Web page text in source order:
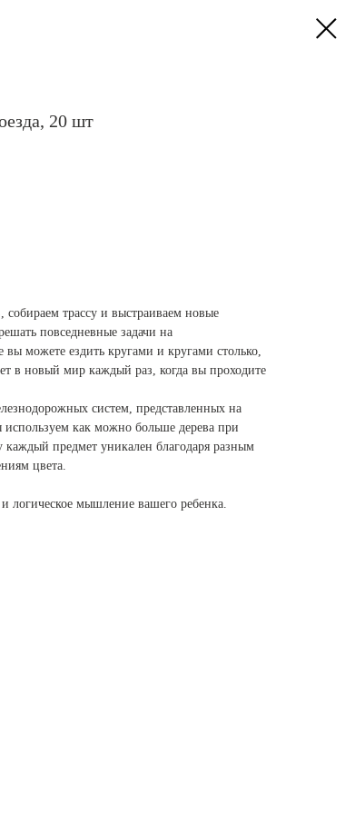
20 шт
собираем трассу и выстраиваем новые
повседневные задачи на
можете ездить кругами и кругами столько,
в новый мир каждый раз, когда вы проходите
систем, представленных на
как можно больше дерева при
предмет уникален благодаря разным
цвета.
логическое мышление вашего ребенка.